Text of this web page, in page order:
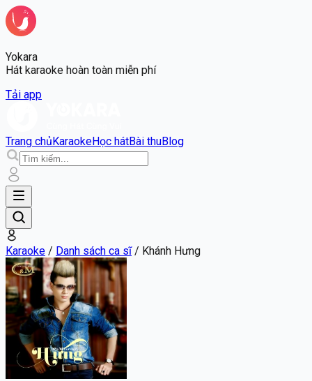
Yokara
Hát karaoke hoàn toàn miễn phí
Tải app
Trang chủKaraokeHọc hátBài thuBlog
Karaoke / Danh sách ca sĩ/ Khánh Hưng